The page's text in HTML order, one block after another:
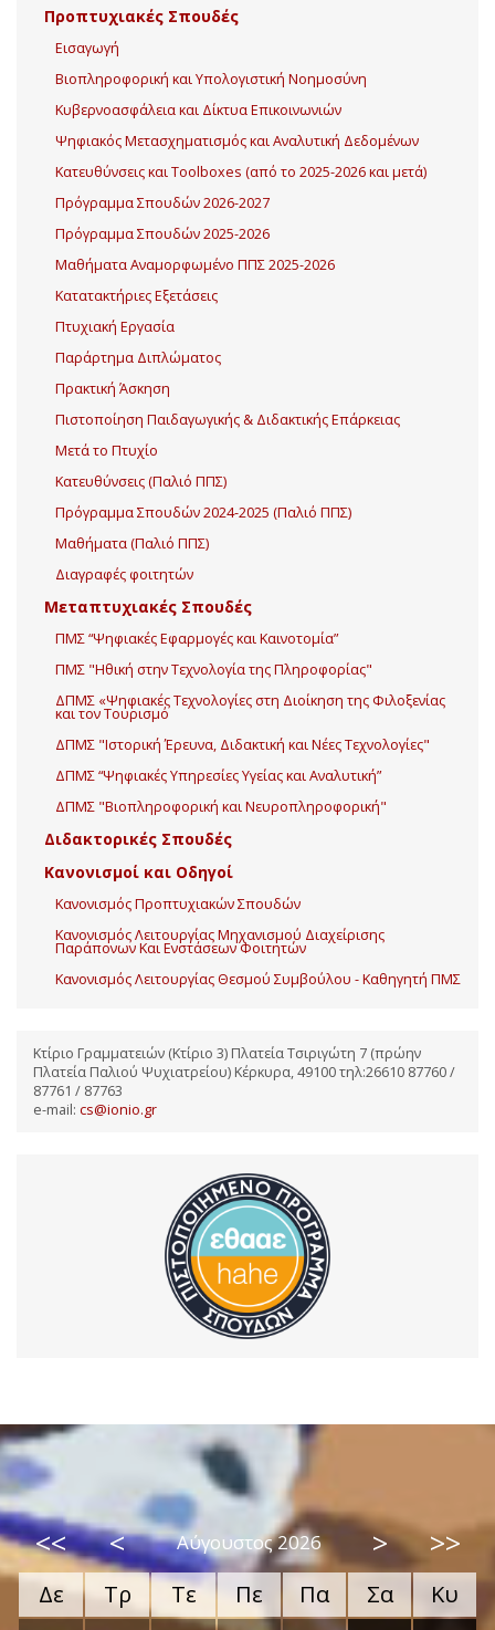
Προπτυχιακές Σπουδές
Εισαγωγή
Βιοπληροφορική και Υπολογιστική Νοημοσύνη
Κυβερνοασφάλεια και Δίκτυα Επικοινωνιών
Ψηφιακός Μετασχηματισμός και Αναλυτική Δεδομένων
Κατευθύνσεις και Toolboxes (από το 2025-2026 και μετά)
Πρόγραμμα Σπουδών 2026-2027
Πρόγραμμα Σπουδών 2025-2026
Μαθήματα Αναμορφωμένο ΠΠΣ 2025-2026
Κατατακτήριες Εξετάσεις
Πτυχιακή Εργασία
Παράρτημα Διπλώματος
Πρακτική Άσκηση
Πιστοποίηση Παιδαγωγικής & Διδακτικής Επάρκειας
Μετά το Πτυχίο
Κατευθύνσεις (Παλιό ΠΠΣ)
Πρόγραμμα Σπουδών 2024-2025 (Παλιό ΠΠΣ)
Μαθήματα (Παλιό ΠΠΣ)
Διαγραφές φοιτητών
Μεταπτυχιακές Σπουδές
ΠΜΣ “Ψηφιακές Εφαρμογές και Καινοτομία”
ΠΜΣ "Ηθική στην Τεχνολογία της Πληροφορίας"
ΔΠΜΣ «Ψηφιακές Τεχνολογίες στη Διοίκηση της Φιλοξενίας
και τον Τουρισμό
ΔΠΜΣ "Ιστορική Έρευνα, Διδακτική και Νέες Τεχνολογίες"
ΔΠΜΣ “Ψηφιακές Υπηρεσίες Υγείας και Αναλυτική”
ΔΠΜΣ "Βιοπληροφορική και Νευροπληροφορική"
Διδακτορικές Σπουδές
Κανονισμοί και Οδηγοί
Κανονισμός Προπτυχιακών Σπουδών
Κανονισμός Λειτουργίας Μηχανισμού Διαχείρισης
Παράπονων Και Ενστάσεων Φοιτητών
Κανονισμός Λειτουργίας Θεσμού Συμβούλου - Καθηγητή ΠΜΣ
Κτίριο Γραμματειών (Κτίριο 3) Πλατεία Τσιριγώτη 7 (πρώην
Πλατεία Παλιού Ψυχιατρείου) Κέρκυρα, 49100 τηλ:26610 87760 /
87761 / 87763
e-mail: cs@ionio.gr
<< < Αύγουστος 2026 > >>
Δε Τρ Τε Πε Πα Σα
Κυ